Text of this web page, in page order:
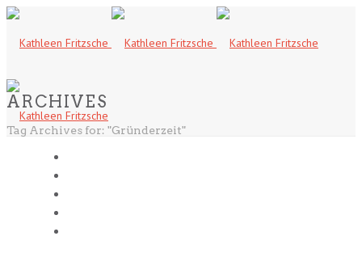
ARCHIVES
Tag Archives for: "Gründerzeit"